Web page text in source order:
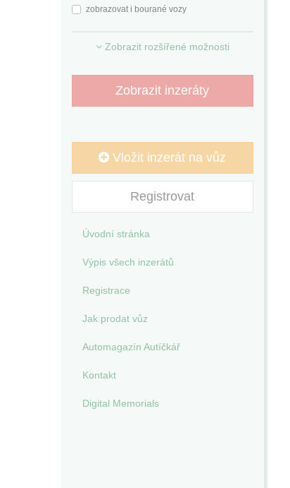
zobrazovat i bourané vozy
Zobrazit rozšířené možnosti
Zobrazit inzeráty
Vložit inzerát na vůz
Registrovat
Úvodní stránka
Výpis všech inzerátů
Registrace
Jak prodat vůz
Automagazín Autíčkář
Kontakt
Digital Memorials